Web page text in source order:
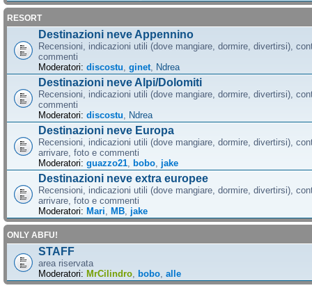
RESORT
Destinazioni neve Appennino
Recensioni, indicazioni utili (dove mangiare, dormire, divertirsi),
commenti
Moderatori: discostu ginet Ndrea
Destinazioni neve Alpi/Dolomiti
Recensioni, indicazioni utili (dove mangiare, dormire, divertirsi),
commenti
Moderatori: discostu Ndrea
Destinazioni neve Europa
Recensioni, indicazioni utili (dove mangiare, dormire, divertirsi),
arrivare, foto e commenti
Moderatori: guazzo21 bobo jake
Destinazioni neve extra europee
Recensioni, indicazioni utili (dove mangiare, dormire, divertirsi),
arrivare, foto e commenti
Moderatori: Mari MB jake
ONLY ABFU!
STAFF
area riservata
Moderatori: MrCilindro bobo alle